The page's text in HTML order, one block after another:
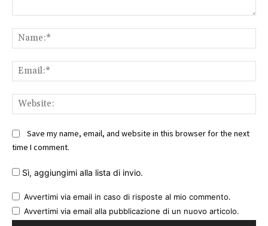
Save my name, email, and website in this browser for the next
time I comment.
Sì, aggiungimi alla lista di invio.
Avvertimi via email in caso di risposte al mio commento.
Avvertimi via email alla pubblicazione di un nuovo articolo.